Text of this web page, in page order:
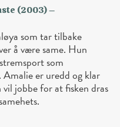
(2003) –
som tar tilbake
å være same. Hun
som
er uredd og klar
jobbe for at fisken dras